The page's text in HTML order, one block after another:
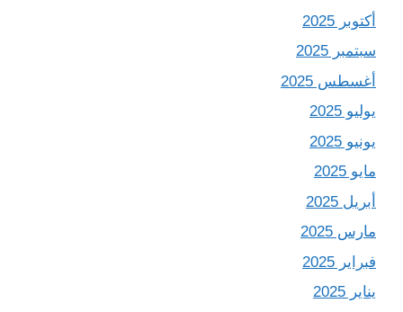
أكتوبر 2025
سبتمبر 2025
أغسطس 2025
يوليو 2025
يونيو 2025
مايو 2025
أبريل 2025
مارس 2025
فبراير 2025
يناير 2025